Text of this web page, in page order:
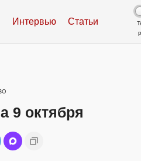
Интервью Статьи
9 октября